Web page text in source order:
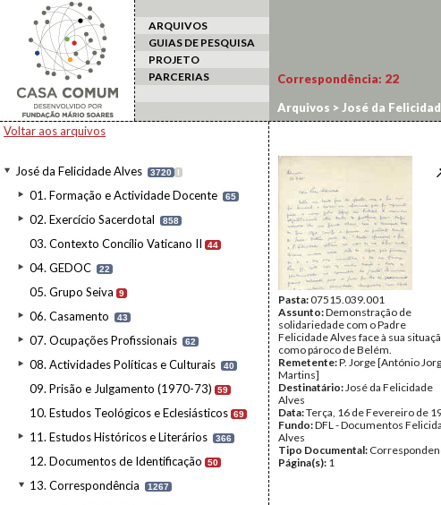
ARQUIVOS
GUIAS DE PESQUISA
PROJETO
PARCERIAS
Voltar aos arquivos
José da Felicidade Alves 3720 I
01. Formação e Actividade Docente 65
02. Exercício Sacerdotal 858
03. Contexto Concílio Vaticano II 44
04. GEDOC 22
05. Grupo Seiva 9
06. Casamento 43
07. Ocupações Profissionais 62
08. Actividades Políticas e Culturais 40
09. Prisão e Julgamento (1970-73) 59
10. Estudos Teológicos e Eclesiásticos 69
11. Estudos Históricos e Literários 366
12. Documentos de Identificação 50
13. Correspondência 1267
Correspondência: 22
Arquivos > José da
Pasta:07515.039.001
Assunto:Demonstração de
solidariedade com o Padre
Felicidade Alves face à sua
como pároco de Belém.
Remetente:P. Jorge [António
Martins]
Destinatário:José da Felicidade
Alves
Data:Terça, 16 de Fevereiro de
Fundo:DFL - Documentos
Alves
Tipo Documental:
Página(s): 1